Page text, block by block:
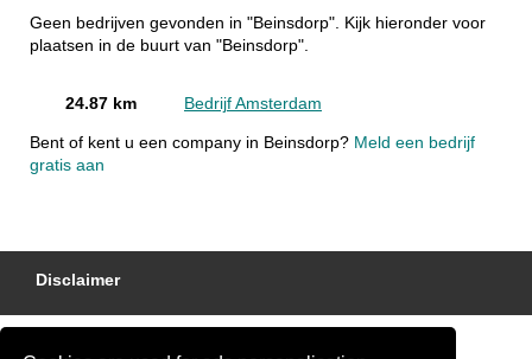
Geen bedrijven gevonden in "Beinsdorp". Kijk hieronder voor
plaatsen in de buurt van "Beinsdorp".
24.87 km Bedrijf Amsterdam
Bent of kent u een company in Beinsdorp? Meld een bedrijf
gratis aan
Disclaimer